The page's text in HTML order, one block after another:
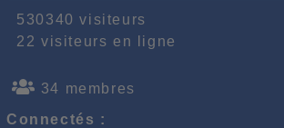
530340 visiteurs
22 visiteurs en ligne
34 membres
Connectés :